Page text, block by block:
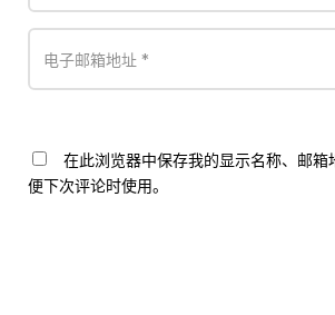
在此浏览器中保存我的显示名称、邮箱
便下次评论时使用。